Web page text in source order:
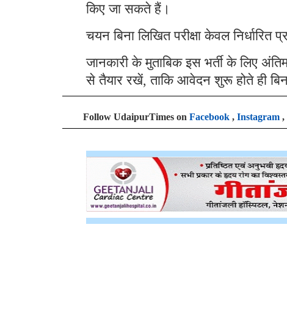
किए जा सकते हैं।
चयन बिना लिखित परीक्षा केवल
जानकारी के मुताबिक इस भर्ती के लिए
से तैयार रखें, ताकि आवेदन शुरू होते ही
Follow UdaipurTimes on Facebook , Instagram ,